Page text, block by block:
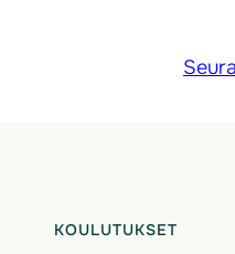
KOULUTUKSET